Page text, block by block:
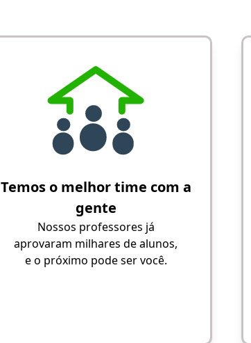
Temos o melhor time com a
gente
Nossos professores já
aprovaram milhares de alunos,
e o próximo pode ser você.